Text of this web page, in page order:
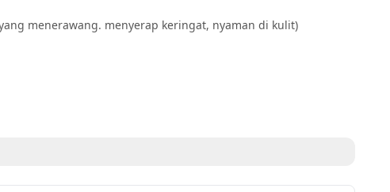
menerawang. menyerap keringat, nyaman di kulit)